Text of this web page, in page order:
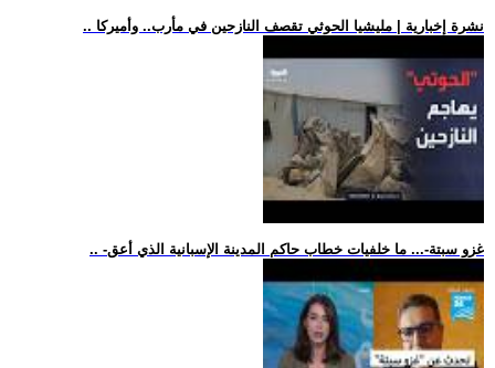
.. نشرة إخبارية | مليشيا الحوثي تقصف النازحين في مأرب.. وأميركا
.. -غزو سبتة-... ما خلفيات خطاب حاكم المدينة الإسبانية الذي أعق